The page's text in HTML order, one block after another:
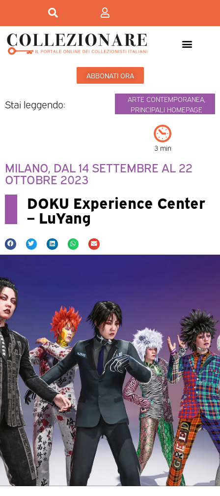
ABBONATI ORA
Stai leggendo: ARTE CONTEMPORANEA,
PRINCIPALI HOMEPAGE
3 min
MILANO, DAL 14 SETTEMBRE AL 22
OTTOBRE 2023
DOKU Experience Center
– LuYang